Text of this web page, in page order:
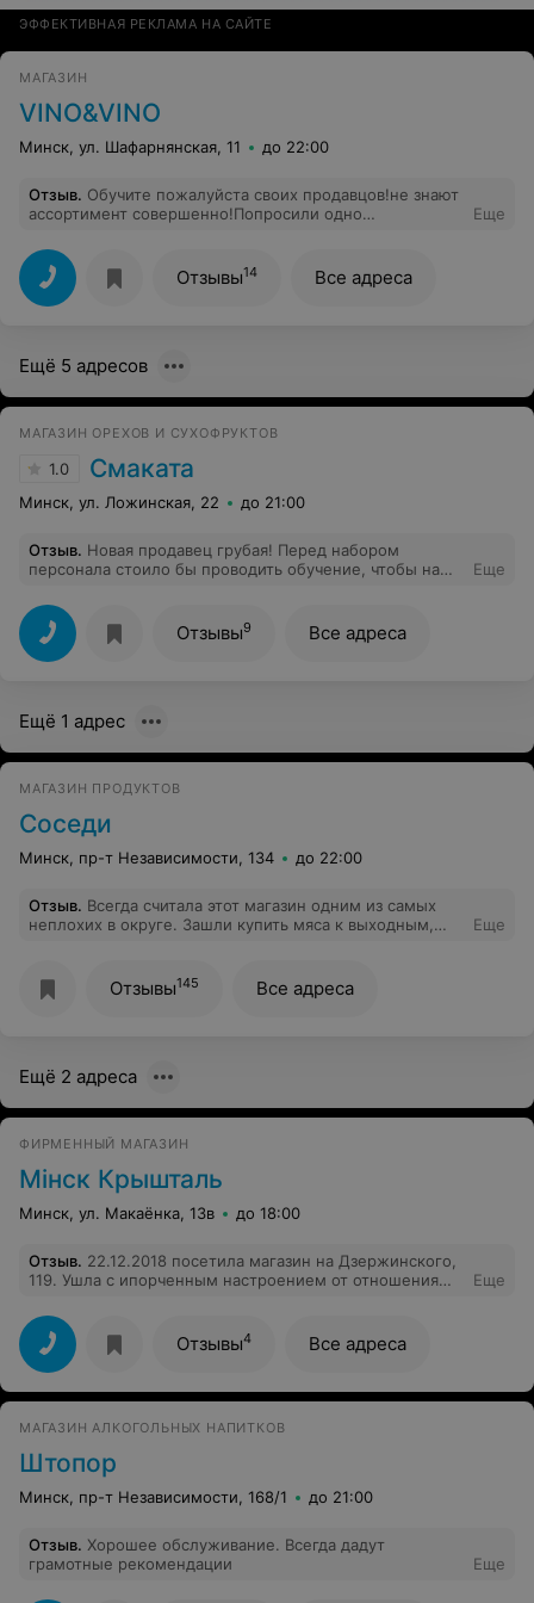
ЭФФЕКТИВНАЯ РЕКЛАМА НА САЙТЕ
МАГАЗИН
VINO&VINO
Минск, ул. Шафарнянская, 11 до 22:00
Отзыв. Обучите пожалуйста своих продавцов!не знают
ассортимент совершенно!Попросили одно
итоге продали фильтрованное и какую-то ерунду за 12
р не являющейся шоколадным статутом!!! ощущение
что молодой человек который нас консультировал ,
ничего не знает!
Еще
Отзывы14 Все адреса
Ещё 5 адресов
МАГАЗИН ОРЕХОВ И СУХОФРУКТОВ
1.0 Смаката
Минск, ул. Ложинская, 22 до 21:00
Отзыв. Новая продавец грубая! Перед набором
персонала стоило бы проводить обучение, чтобы на
покупатель мог получить ответ. А не выслушивать «я
утром ела, мне понравились» и переходить на крик,
что она не обязана это знать. Ах да, ещё в спину
покупателя орать «какие здесь ужасные люди».
Еще
Отзывы9 Все адреса
Ещё 1 адрес
МАГАЗИН ПРОДУКТОВ
Соседи
Минск, пр-т Независимости, 134 до 22:00
Отзыв. Всегда считала этот магазин одним из самых
неплохих в округе. Зашли купить мяса к выходным,
приезду на дачу открыли пакеты и в нос ударил запах
тухлятины. Крайне не довольны и расстроены , 52 р и
Еще
Отзывы145 Все адреса
Ещё 2 адреса
ФИРМЕННЫЙ МАГАЗИН
Мiнск Крышталь
Минск, ул. Макаёнка, 13в до 18:00
Отзыв. 22.12.2018 посетила магазин на Дзержинского,
119. Ушла с ипорченным настроением от отношения
вместо приветствия получила сплошной негатив.
Женщина в красном колпачке (я думаю, что это зав.
магазином) громко возмутилась по поводу того, что я
не закрыла за собой дверь, хотя на двери стоит
доводчик. но я же не виновата, и не могла знать, что он
допустимо в работе, не нужно портить людям
настроение, если его нет у Вас. Оставляйте своё
плохое настроение у себя дома, Вы же работаете с
людьми!
Еще
Отзывы4 Все адреса
МАГАЗИН АЛКОГОЛЬНЫХ НАПИТКОВ
Штопор
Минск, пр-т Независимости, 168/1 до 21:00
Отзыв. Хорошее обслуживание. Всегда дадут
грамотные рекомендации
Еще